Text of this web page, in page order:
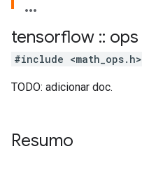
tensorflow :: ops
#include <math_ops.h>
TODO: adicionar doc.
Resumo